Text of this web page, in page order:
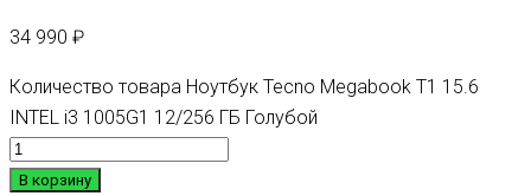
34 990 ₽
Количество товара Ноутбук Tecno Megabook T1 15.6
INTEL i3 1005G1 12/256 ГБ Голубой
В корзину